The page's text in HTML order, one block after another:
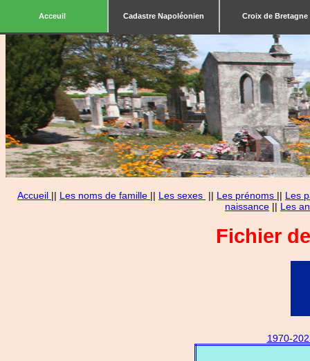
Acceuil Cadastre Napoléonien Croix de Bretagne
Accueil || Les noms de famille || Les sexes || Les prénoms || Les
naissance || Les
Fichier
1970-